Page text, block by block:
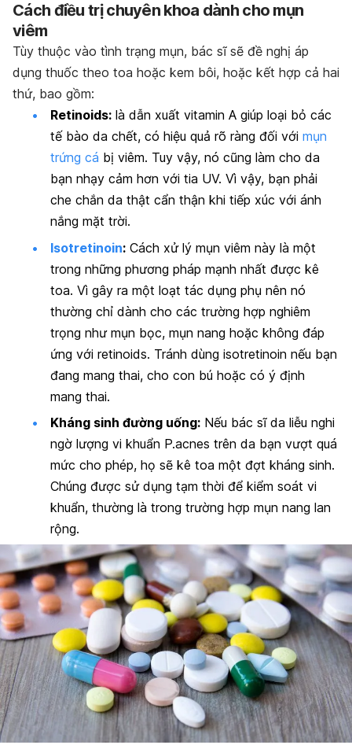
Cách điều trị chuyên khoa dành cho mụn
viêm
Tùy thuộc vào tình trạng mụn, bác sĩ sẽ đề nghị áp
dụng thuốc theo toa hoặc kem bôi, hoặc kết hợp cả hai
thứ, bao gồm:
Retinoids: là dẫn xuất vitamin A giúp loại bỏ các
tế bào da chết, có hiệu quả rõ ràng đối với mụn
trứng cá bị viêm. Tuy vậy, nó cũng làm cho da
bạn nhạy cảm hơn với tia UV. Vì vậy, bạn phải
che chắn da thật cẩn thận khi tiếp xúc với ánh
nắng mặt trời.
Isotretinoin: Cách xử lý mụn viêm này là một
trong những phương pháp mạnh nhất được kê
toa. Vì gây ra một loạt tác dụng phụ nên nó
thường chỉ dành cho các trường hợp nghiêm
trọng như mụn bọc, mụn nang hoặc không đáp
ứng với retinoids. Tránh dùng isotretinoin nếu bạn
đang mang thai, cho con bú hoặc có ý định
mang thai.
Kháng sinh đường uống: Nếu bác sĩ da liễu nghi
ngờ lượng vi khuẩn P.acnes trên da bạn vượt quá
mức cho phép, họ sẽ kê toa một đợt kháng sinh.
Chúng được sử dụng tạm thời để kiểm soát vi
khuẩn, thường là trong trường hợp mụn nang lan
rộng.